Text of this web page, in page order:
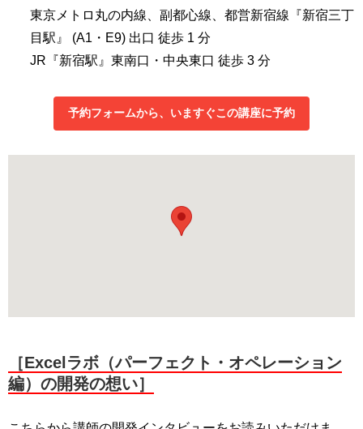
東京メトロ丸の内線、副都心線、都営新宿線『新宿三丁
目駅』 (A1・E9) 出口 徒歩 1 分
JR『新宿駅』東南口・中央東口 徒歩 3 分
予約フォームから、いますぐこの講座に予約
［Excelラボ（パーフェクト・オペレーション
編）の開発の想い］